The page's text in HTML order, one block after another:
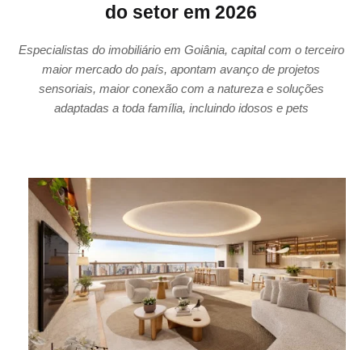
do setor em 2026
Especialistas do imobiliário em Goiânia, capital com o terceiro
maior mercado do país, apontam avanço de projetos
sensoriais, maior conexão com a natureza e soluções
adaptadas a toda família, incluindo idosos e pets